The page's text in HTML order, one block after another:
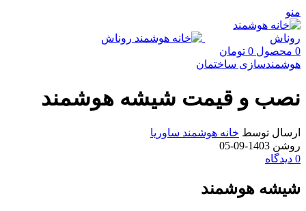
منو
0 محصول 0 تومان
هوشمندسازی ساختمان
نصب و قیمت شیشه هوشمند
ارسال توسط خانه هوشمند ساوریا
روشن 1403-09-05
0 دیدگاه
شیشه هوشمند